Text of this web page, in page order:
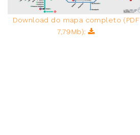
Download do mapa completo (PDF
7,79Mb):